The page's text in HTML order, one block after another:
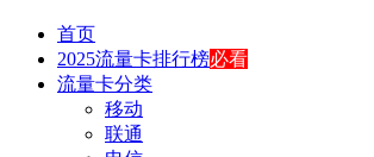
首页
2025流量卡排行榜必看
流量卡分类
移动
联通